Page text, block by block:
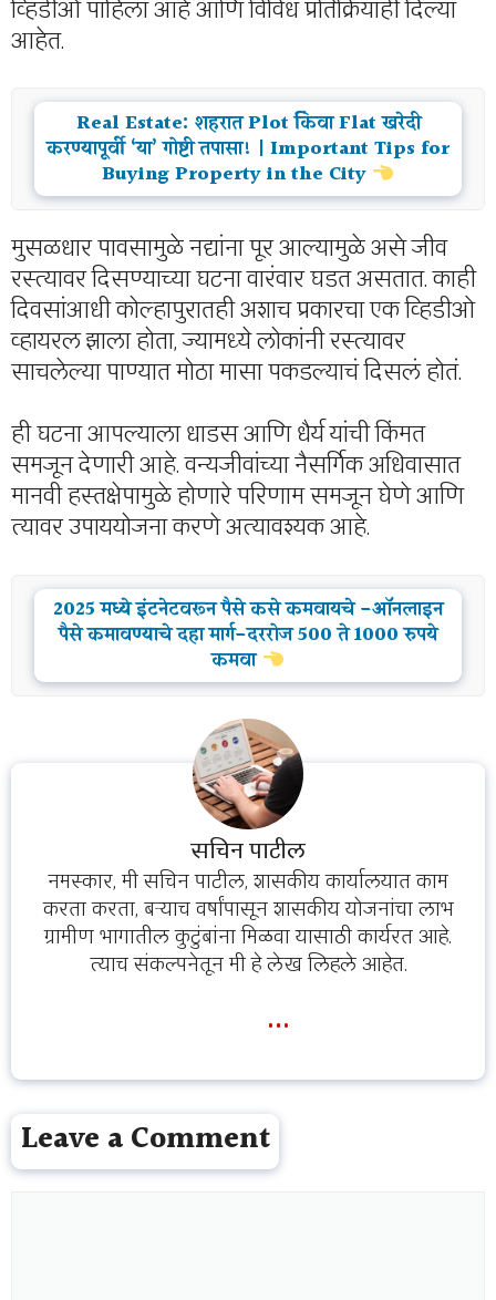
व्हिडीओ पाहिला आहे आणि विविध प्रतिक्रियाही दिल्या
आहेत.
Real Estate: शहरात Plot किंवा Flat खरेदी
करण्यापूर्वी ‘या’ गोष्टी तपासा! | Important Tips for
Buying Property in the City
मुसळधार पावसामुळे नद्यांना पूर आल्यामुळे असे जीव
रस्त्यावर दिसण्याच्या घटना वारंवार घडत असतात. काही
दिवसांआधी कोल्हापुरातही अशाच प्रकारचा एक व्हिडीओ
व्हायरल झाला होता, ज्यामध्ये लोकांनी रस्त्यावर
साचलेल्या पाण्यात मोठा मासा पकडल्याचं दिसलं होतं.
ही घटना आपल्याला धाडस आणि धैर्य यांची किंमत
समजून देणारी आहे. वन्यजीवांच्या नैसर्गिक अधिवासात
मानवी हस्तक्षेपामुळे होणारे परिणाम समजून घेणे आणि
त्यावर उपाययोजना करणे अत्यावश्यक आहे.
2025 मध्ये इंटनेटवरून पैसे कसे कमवायचे -ऑनलाइन
पैसे कमावण्याचे दहा मार्ग-दररोज 500 ते 1000 रुपये
कमवा
सचिन पाटील
नमस्कार, मी सचिन पाटील, शासकीय कार्यालयात काम
करता करता, बऱ्याच वर्षांपासून शासकीय योजनांचा लाभ
ग्रामीण भागातील कुटुंबांना मिळवा यासाठी कार्यरत आहे.
त्याच संकल्पनेतून मी हे लेख लिहले आहेत.
...
Leave a Comment